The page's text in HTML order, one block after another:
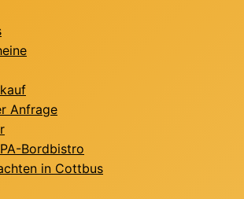
Anfrage
Bordbistro
in Cottbus